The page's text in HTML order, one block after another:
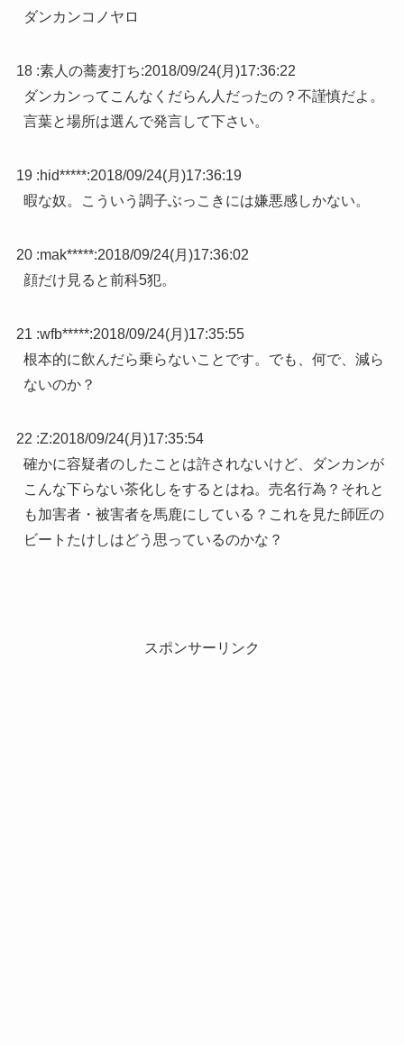
ダンカンコノヤロ
18 :素人の蕎麦打ち:2018/09/24(月)17:36:22
ダンカンってこんなくだらん人だったの？不謹慎だよ。
言葉と場所は選んで発言して下さい。
19 :hid*****:2018/09/24(月)17:36:19
暇な奴。こういう調子ぶっこきには嫌悪感しかない。
20 :mak*****:2018/09/24(月)17:36:02
顔だけ見ると前科5犯。
21 :wfb*****:2018/09/24(月)17:35:55
根本的に飲んだら乗らないことです。でも、何で、減ら
ないのか？
22 :Z:2018/09/24(月)17:35:54
確かに容疑者のしたことは許されないけど、ダンカンが
こんな下らない茶化しをするとはね。売名行為？それと
も加害者・被害者を馬鹿にしている？これを見た師匠の
ビートたけしはどう思っているのかな？
スポンサーリンク